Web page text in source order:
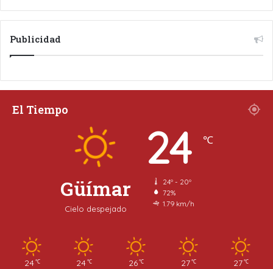
Publicidad
El Tiempo
Güímar
Cielo despejado
24 ℃
24º - 20º
72%
1.79 km/h
24 ℃ 24 ℃ 26 ℃ 27 ℃ 27 ℃